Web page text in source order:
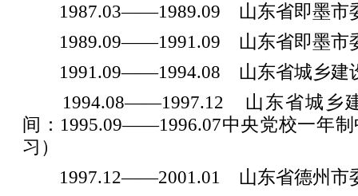
1987.03——1989.09 山东省即墨市
1989.09——1991.09 山东省即墨市
1991.09——1994.08 山东省城乡建
1994.08——1997.12 山东省城乡建
间：1995.09——1996.07中央党校一年
习）
1997.12——2001.01 山东省德州市